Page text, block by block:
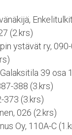
(2.krs)
ystävät ry,
39 osa
388 (3.krs)
373 (3.krs)
026 (2.krs)
Oy, 110A-C